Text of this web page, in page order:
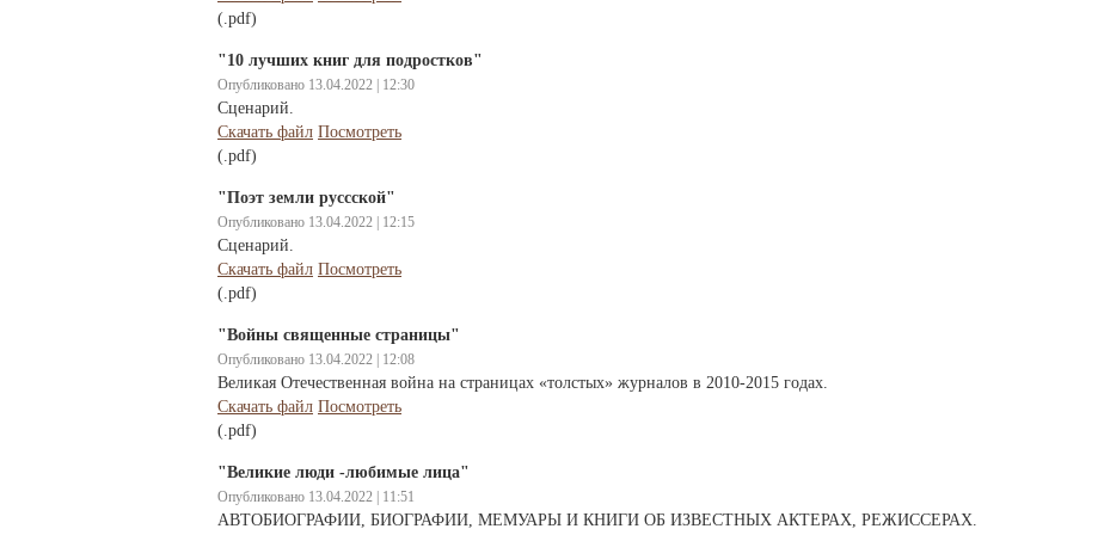
(.pdf)
"10 лучших книг для подростков"
Опубликовано 13.04.2022 | 12:30
Сценарий.
Скачать файл Посмотреть
(.pdf)
"Поэт земли руссской"
Опубликовано 13.04.2022 | 12:15
Сценарий.
Скачать файл Посмотреть
(.pdf)
"Войны священные страницы"
Опубликовано 13.04.2022 | 12:08
Великая Отечественная война на страницах «толстых» журналов в 2010-2015 годах.
Скачать файл Посмотреть
(.pdf)
"Великие люди -любимые лица"
Опубликовано 13.04.2022 | 11:51
АВТОБИОГРАФИИ, БИОГРАФИИ, МЕМУАРЫ И КНИГИ ОБ ИЗВЕСТНЫХ АКТЕРАХ, РЕЖИССЕРАХ.